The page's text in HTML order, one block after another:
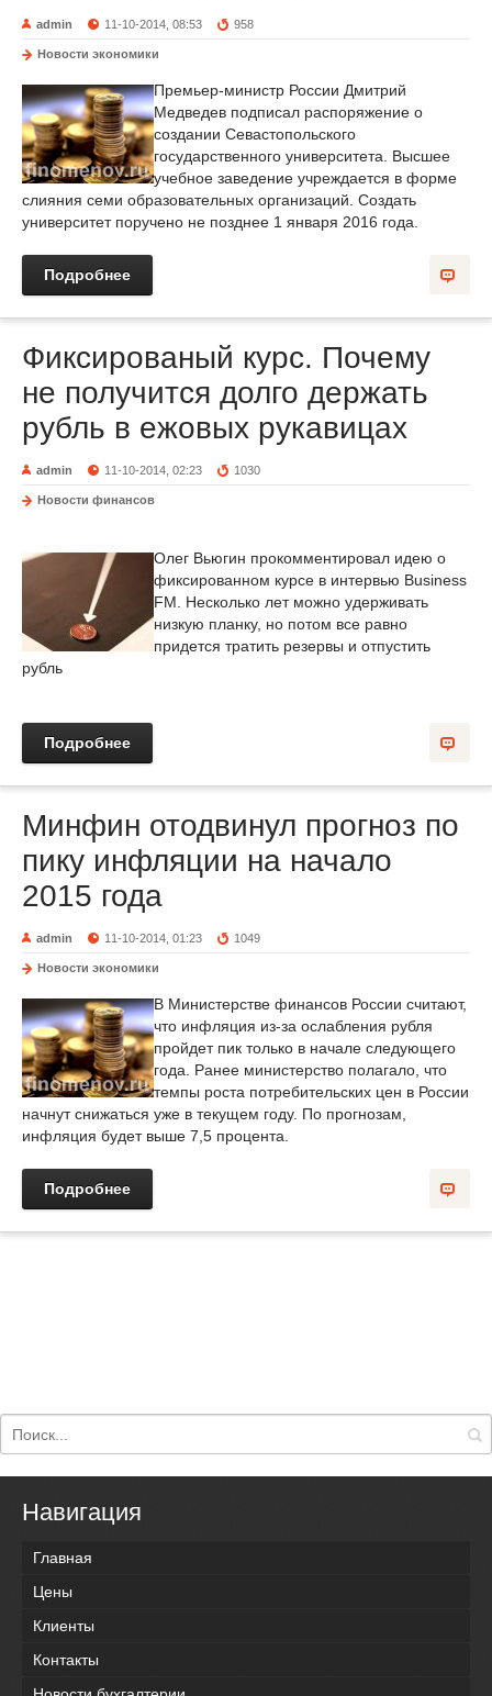
admin 11-10-2014, 08:53 958
Новости экономики
Премьер-министр России Дмитрий
Медведев подписал распоряжение о
создании Севастопольского
государственного университета. Высшее
учебное заведение учреждается в форме
слияния семи образовательных организаций. Создать
университет поручено не позднее 1 января 2016 года.
Подробнее
Фиксированый курс. Почему
не получится долго держать
рубль в ежовых рукавицах
admin 11-10-2014, 02:23 1030
Новости финансов
Олег Вьюгин прокомментировал идею о
фиксированном курсе в интервью Business
FM. Несколько лет можно удерживать
низкую планку, но потом все равно
придется тратить резервы и отпустить
рубль
Подробнее
Минфин отодвинул прогноз по
пику инфляции на начало
2015 года
admin 11-10-2014, 01:23 1049
Новости экономики
В Министерстве финансов России считают,
что инфляция из-за ослабления рубля
пройдет пик только в начале следующего
года. Ранее министерство полагало, что
темпы роста потребительских цен в России
начнут снижаться уже в текущем году. По прогнозам,
инфляция будет выше 7,5 процента.
Подробнее
Навигация
Главная
Цены
Клиенты
Контакты